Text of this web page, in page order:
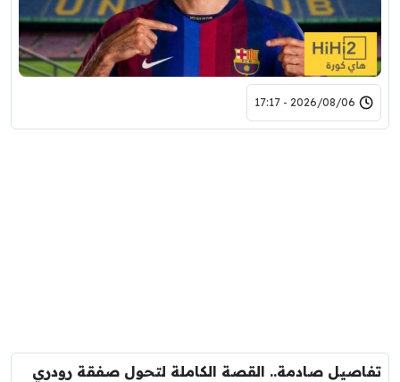
2026/08/06 - 17:17
تفاصيل صادمة.. القصة الكاملة لتحول صفقة رودري